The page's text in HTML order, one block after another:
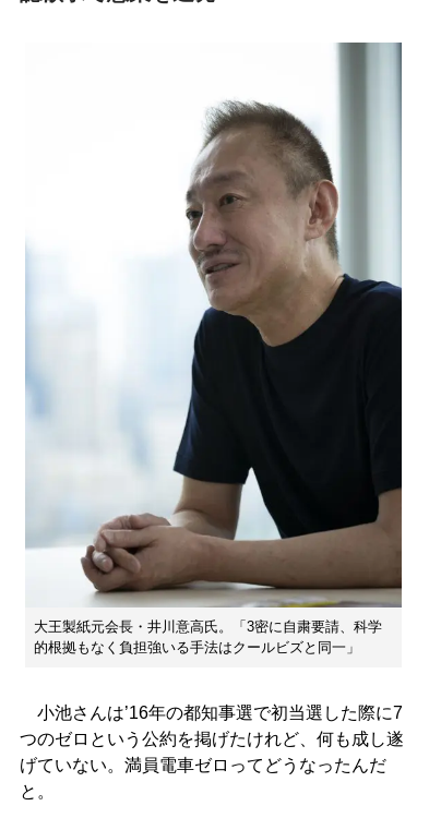
大王製紙元会長・井川意高氏。「3密に自粛要請、科学
的根拠もなく負担強いる手法はクールビズと同一」
小池さんは’16年の都知事選で初当選した際に7
つのゼロという公約を掲げたけれど、何も成し遂
げていない。満員電車ゼロってどうなったんだ
と。